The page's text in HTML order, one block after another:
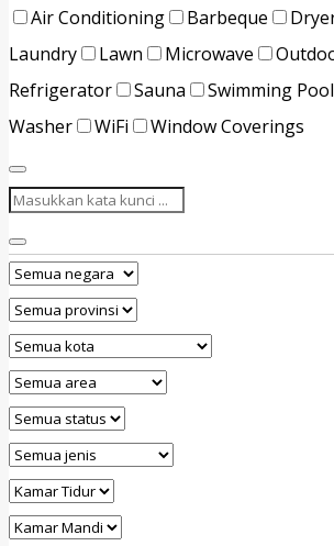
Air Conditioning
Barbeque
Laundry
Lawn Microwave
Refrigerator
Sauna Swimming Pool
Washer
WiFi Window Coverings